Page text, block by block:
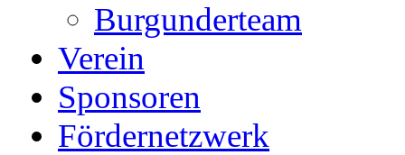
Burgunderteam
Verein
Sponsoren
Fördernetzwerk